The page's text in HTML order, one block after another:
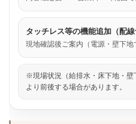
タッチレス等の機能追加（配線
現地確認後ご案内（電源・壁下地
※現場状況（給排水・床下地・壁
より前後する場合があります。